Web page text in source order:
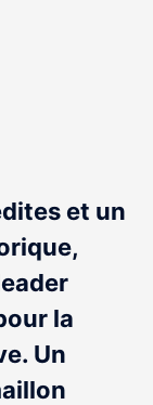
et un
la
Un